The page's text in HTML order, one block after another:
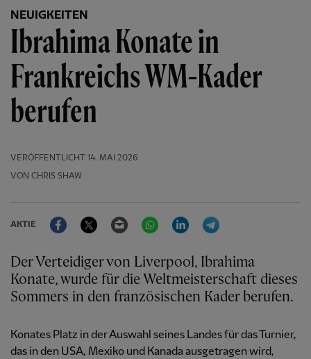
NEUIGKEITEN
Ibrahima Konate in
Frankreichs WM-Kader
berufen
VERÖFFENTLICHT
14. MAI 2026
VON CHRIS SHAW
AKTIE
FacebookTwitter Email WhatsAppLinkedIn
Der Verteidiger von Liverpool, Ibrahima
Konate, wurde für die Weltmeisterschaft dieses
Sommers in den französischen Kader berufen.
Konates Platz in der Auswahl seines Landes für das Turnier,
das in den USA, Mexiko und Kanada ausgetragen wird,